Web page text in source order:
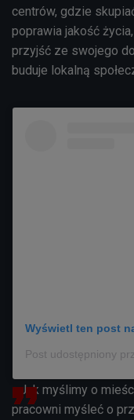
centrów, gdzie
poprawia jakość
przyjść ze swojego
buduje lokalną
Wyświetl ten post
- Jak myślimy o
pracowni myśleć o